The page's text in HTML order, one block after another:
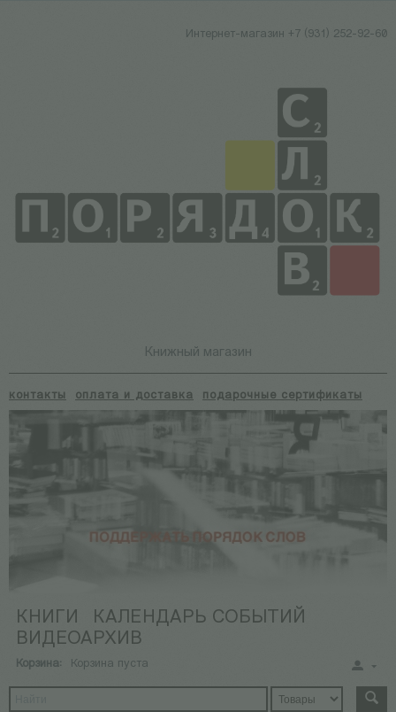
Интернет-магазин +7 (931) 252-92-60
Книжный магазин
контакты оплата и доставка подарочные сертификаты
КНИГИ
КАЛЕНДАРЬ СОБЫТИЙ
ВИДЕОАРХИВ
Корзина: Корзина пуста